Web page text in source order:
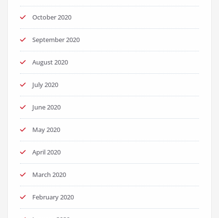
October 2020
September 2020
August 2020
July 2020
June 2020
May 2020
April 2020
March 2020
February 2020